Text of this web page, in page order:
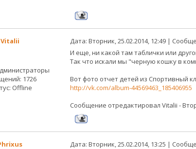
Vitalii Дата: Вторник, 25.02.2014, 12:49 |
1726
Offline
И еще, ни какой там таблички или
Так что искали мы "черную кошку в
Вот фото отчет детей из Спортивный
http://vk.com/album-44569463_185406955
Сообщение отредактировал Vitalii -
Дата: Вторник, 25.02.2014, 13:25 |